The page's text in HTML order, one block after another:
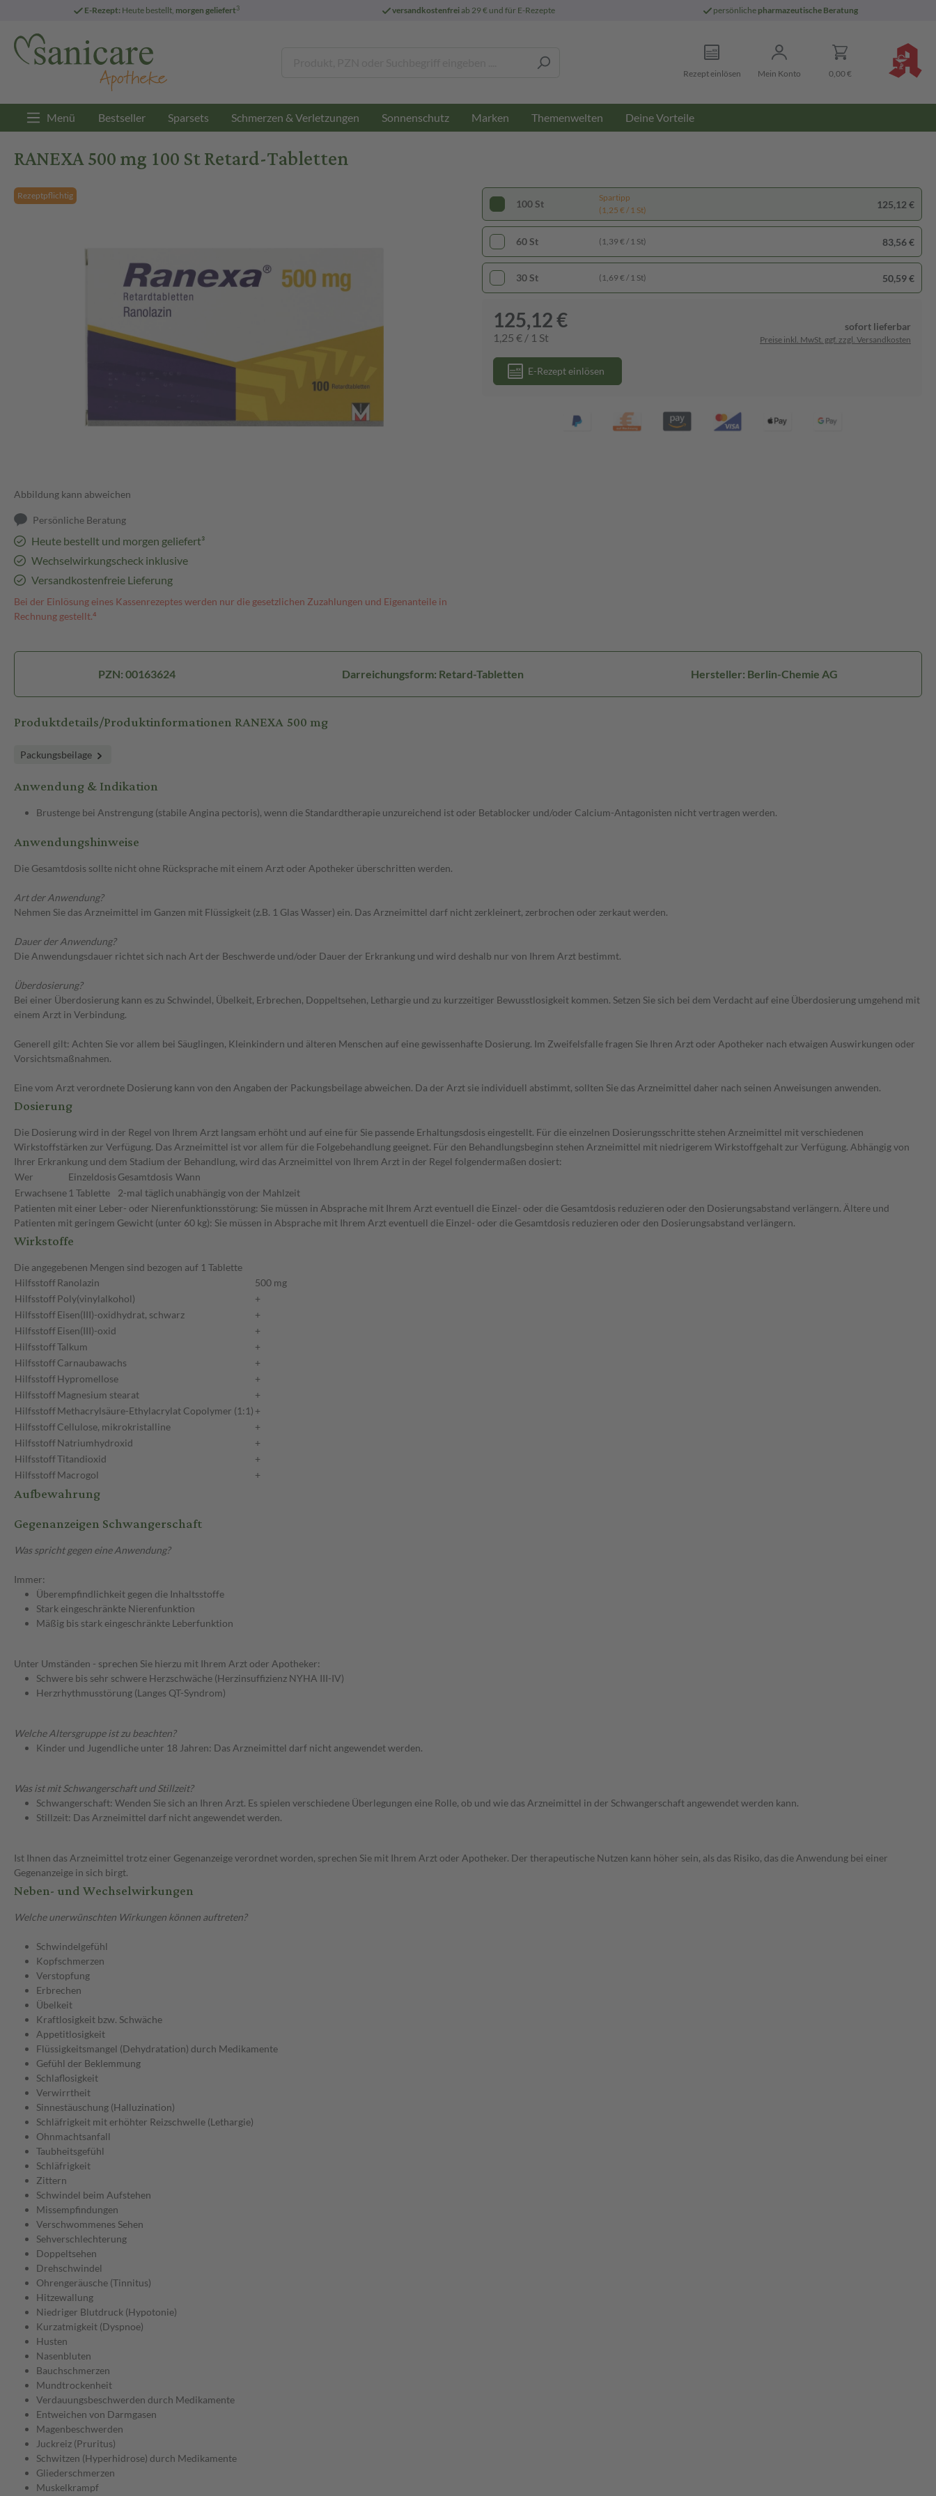
E-Rezept: Heute bestellt, morgen geliefert3 versandkostenfreiab 29 € und für E-Rezepte persönliche pharmazeutische Beratung
Rezept einlösen Mein Konto 0,00 €
Menü Bestseller Sparsets Schmerzen & Verletzungen Sonnenschutz Marken Themenwelten Deine Vorteile
RANEXA 500 mg 100 St Retard-Tabletten
Rezeptpflichtig
Abbildung kann abweichen
Persönliche Beratung
Heute bestellt und morgen geliefert³
Wechselwirkungscheck inklusive
Versandkostenfreie Lieferung
Bei der Einlösung eines Kassenrezeptes werden nur die gesetzlichen Zuzahlungen und Eigenanteile in
Rechnung gestellt.⁴
100 St
Spartipp
(1,25 € / 1 St)
125,12 €
60 St (1,39 € / 1 St) 83,56 €
30 St (1,69 € / 1 St) 50,59 €
125,12 €
1,25 € / 1 St
sofort lieferbar
Preise inkl. MwSt. ggf. zzgl. Versandkosten
E-Rezept einlösen
PZN: 00163624 Darreichungsform: Retard-Tabletten Hersteller: Berlin-Chemie AG
Produktdetails/Produktinformationen RANEXA 500 mg
Packungsbeilage
Anwendung & Indikation
Brustenge bei Anstrengung (stabile Angina pectoris), wenn die Standardtherapie unzureichend ist oder Betablocker und/oder Calcium-Antagonisten nicht vertragen werden.
Anwendungshinweise
Die Gesamtdosis sollte nicht ohne Rücksprache mit einem Arzt oder Apotheker überschritten werden.
Art der Anwendung?
Nehmen Sie das Arzneimittel im Ganzen mit Flüssigkeit (z.B. 1 Glas Wasser) ein. Das Arzneimittel darf nicht zerkleinert, zerbrochen oder zerkaut werden.
Dauer der Anwendung?
Die Anwendungsdauer richtet sich nach Art der Beschwerde und/oder Dauer der Erkrankung und wird deshalb nur von Ihrem Arzt bestimmt.
Überdosierung?
Bei einer Überdosierung kann es zu Schwindel, Übelkeit, Erbrechen, Doppeltsehen, Lethargie und zu kurzzeitiger Bewusstlosigkeit kommen. Setzen Sie sich bei dem Verdacht auf eine Überdosierung umgehend mit
einem Arzt in Verbindung.
Generell gilt: Achten Sie vor allem bei Säuglingen, Kleinkindern und älteren Menschen auf eine gewissenhafte Dosierung. Im Zweifelsfalle fragen Sie Ihren Arzt oder Apotheker nach etwaigen Auswirkungen oder
Vorsichtsmaßnahmen.
Eine vom Arzt verordnete Dosierung kann von den Angaben der Packungsbeilage abweichen. Da der Arzt sie individuell abstimmt, sollten Sie das Arzneimittel daher nach seinen Anweisungen anwenden.
Dosierung
Die Dosierung wird in der Regel von Ihrem Arzt langsam erhöht und auf eine für Sie passende Erhaltungsdosis eingestellt. Für die einzelnen Dosierungsschritte stehen Arzneimittel mit verschiedenen
Wirkstoffstärken zur Verfügung. Das Arzneimittel ist vor allem für die Folgebehandlung geeignet. Für den Behandlungsbeginn stehen Arzneimittel mit niedrigerem Wirkstoffgehalt zur Verfügung. Abhängig von
Ihrer Erkrankung und dem Stadium der Behandlung, wird das Arzneimittel von Ihrem Arzt in der Regel folgendermaßen dosiert:
Wer
Einzeldosis Gesamtdosis Wann
Erwachsene 1 Tablette 2-mal täglich unabhängig von der Mahlzeit
Patienten mit einer Leber- oder Nierenfunktionsstörung: Sie müssen in Absprache mit Ihrem Arzt eventuell die Einzel- oder die Gesamtdosis reduzieren oder den Dosierungsabstand verlängern. Ältere und
Patienten mit geringem Gewicht (unter 60 kg): Sie müssen in Absprache mit Ihrem Arzt eventuell die Einzel- oder die Gesamtdosis reduzieren oder den Dosierungsabstand verlängern.
Wirkstoffe
Die angegebenen Mengen sind bezogen auf 1 Tablette
HilfsstoffRanolazin
500 mg
HilfsstoffPoly(vinylalkohol)
+
HilfsstoffEisen(III)-oxidhydrat, schwarz
+
HilfsstoffEisen(III)-oxid
+
HilfsstoffTalkum
+
HilfsstoffCarnaubawachs
+
HilfsstoffHypromellose
+
HilfsstoffMagnesium stearat
+
HilfsstoffMethacrylsäure-Ethylacrylat Copolymer (1:1) +
HilfsstoffCellulose, mikrokristalline
+
HilfsstoffNatriumhydroxid
+
HilfsstoffTitandioxid
+
HilfsstoffMacrogol +
Aufbewahrung
Gegenanzeigen Schwangerschaft
Was spricht gegen eine Anwendung?
Immer:
Überempfindlichkeit gegen die Inhaltsstoffe
Stark eingeschränkte Nierenfunktion
Mäßig bis stark eingeschränkte Leberfunktion
Unter Umständen - sprechen Sie hierzu mit Ihrem Arzt oder Apotheker:
Schwere bis sehr schwere Herzschwäche (Herzinsuffizienz NYHA III-IV)
Herzrhythmusstörung (Langes QT-Syndrom)
Welche Altersgruppe ist zu beachten?
Kinder und Jugendliche unter 18 Jahren: Das Arzneimittel darf nicht angewendet werden.
Was ist mit Schwangerschaft und Stillzeit?
Schwangerschaft: Wenden Sie sich an Ihren Arzt. Es spielen verschiedene Überlegungen eine Rolle, ob und wie das Arzneimittel in der Schwangerschaft angewendet werden kann.
Stillzeit: Das Arzneimittel darf nicht angewendet werden.
Ist Ihnen das Arzneimittel trotz einer Gegenanzeige verordnet worden, sprechen Sie mit Ihrem Arzt oder Apotheker. Der therapeutische Nutzen kann höher sein, als das Risiko, das die Anwendung bei einer
Gegenanzeige in sich birgt.
Neben- und Wechselwirkungen
Welche unerwünschten Wirkungen können auftreten?
Schwindelgefühl
Kopfschmerzen
Verstopfung
Erbrechen
Übelkeit
Kraftlosigkeit bzw. Schwäche
Appetitlosigkeit
Flüssigkeitsmangel (Dehydratation) durch Medikamente
Gefühl der Beklemmung
Schlaflosigkeit
Verwirrtheit
Sinnestäuschung (Halluzination)
Schläfrigkeit mit erhöhter Reizschwelle (Lethargie)
Ohnmachtsanfall
Taubheitsgefühl
Schläfrigkeit
Zittern
Schwindel beim Aufstehen
Missempfindungen
Verschwommenes Sehen
Sehverschlechterung
Doppeltsehen
Drehschwindel
Ohrengeräusche (Tinnitus)
Hitzewallung
Niedriger Blutdruck (Hypotonie)
Kurzatmigkeit (Dyspnoe)
Husten
Nasenbluten
Bauchschmerzen
Mundtrockenheit
Verdauungsbeschwerden durch Medikamente
Entweichen von Darmgasen
Magenbeschwerden
Juckreiz (Pruritus)
Schwitzen (Hyperhidrose) durch Medikamente
Gliederschmerzen
Muskelkrampf